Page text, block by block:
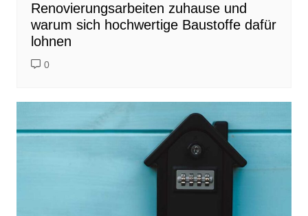
Renovierungsarbeiten zuhause und
warum sich hochwertige Baustoffe dafür
lohnen
0